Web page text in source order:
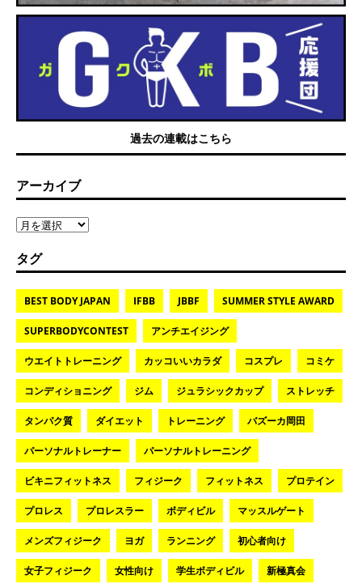
過去の連載はこちら
アーカイブ
タグ
BEST BODY JAPAN IFBB JBBF SUMMER STYLE AWARD
SUPERBODYCONTEST アンチエイジング
ウエイトトレーニング カッコいいカラダ コスプレ コミケ
コンディショニング ジム ジュラシックカップ ストレッチ
タンパク質 ダイエット トレーニング バズーカ岡田
パーソナルトレーナー パーソナルトレーニング
ビキニフィットネス フィジーク フィットネス プロテイン
プロレス プロレスラー ボディビル マッスルゲート
メンズフィジーク ヨガ ランニング 初心者向け
女子フィジーク 女性向け 学生ボディビル 新極真会